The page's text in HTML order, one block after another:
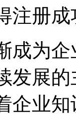
注册成
成为
发展
企业